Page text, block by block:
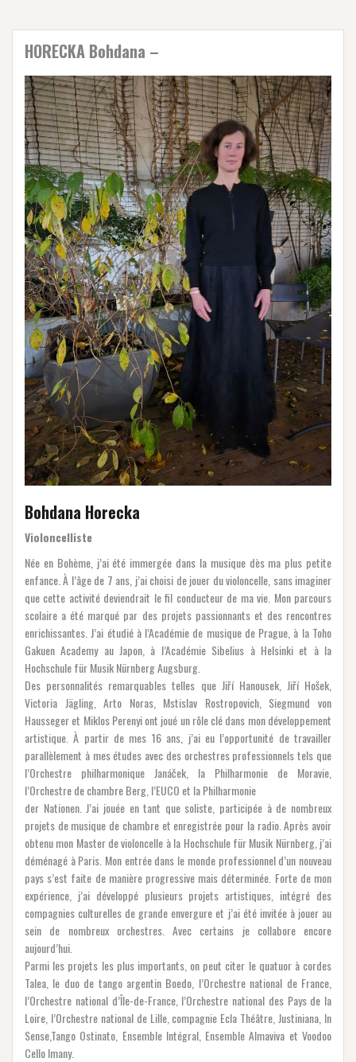
HORECKA Bohdana –
Bohdana Horecka
Violoncelliste
Née en Bohème, j’ai été immergée dans la musique dès ma plus petite
enfance. À l’âge de 7 ans, j’ai choisi de jouer du violoncelle, sans imaginer
que cette activité deviendrait le fil conducteur de ma vie. Mon parcours
scolaire a été marqué par des projets passionnants et des rencontres
enrichissantes. J’ai étudié à l’Académie de musique de Prague, à la Toho
Gakuen Academy au Japon, à l’Académie Sibelius à Helsinki et à la
Hochschule für Musik Nürnberg Augsburg.
Des personnalités remarquables telles que Jiří Hanousek, Jiří Hošek,
Victoria Jägling, Arto Noras, Mstislav Rostropovich, Siegmund von
Hausseger et Miklos Perenyi ont joué un rôle clé dans mon développement
artistique. À partir de mes 16 ans, j’ai eu l’opportunité de travailler
parallèlement à mes études avec des orchestres professionnels tels que
l’Orchestre philharmonique Janáček, la Philharmonie de Moravie,
l’Orchestre de chambre Berg, l’EUCO et la Philharmonie
der Nationen. J’ai jouée en tant que soliste, participée à de nombreux
projets de musique de chambre et enregistrée pour la radio. Après avoir
obtenu mon Master de violoncelle à la Hochschule für Musik Nürnberg, j’ai
déménagé à Paris. Mon entrée dans le monde professionnel d’un nouveau
pays s’est faite de manière progressive mais déterminée. Forte de mon
expérience, j’ai développé plusieurs projets artistiques, intégré des
compagnies culturelles de grande envergure et j’ai été invitée à jouer au
sein de nombreux orchestres. Avec certains je collabore encore
aujourd’hui.
Parmi les projets les plus importants, on peut citer le quatuor à cordes
Talea, le duo de tango argentin Boedo, l’Orchestre national de France,
l’Orchestre national d’Île-de-France, l’Orchestre national des Pays de la
Loire, l’Orchestre national de Lille, compagnie Ecla Théâtre, Justiniana, In
Sense,Tango Ostinato, Ensemble Intégral, Ensemble Almaviva et Voodoo
Cello Imany.